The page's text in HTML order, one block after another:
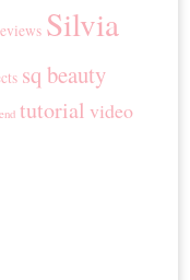
Silvia
sq beauty
tutorial video